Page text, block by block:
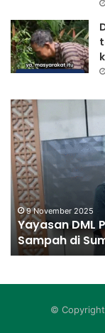
Yayasan
DML
Perkenalkan
Teknologi
Olah
Sampah
Sumbernya
Universitas
Budi
9 November 2025
Yayasan DML
Sampah di
©